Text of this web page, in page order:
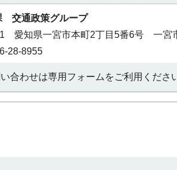
交通政策グループ
愛知県一宮市本町2丁目5番6号 一宮
28-8955
合わせは専用フォームをご利用くださ